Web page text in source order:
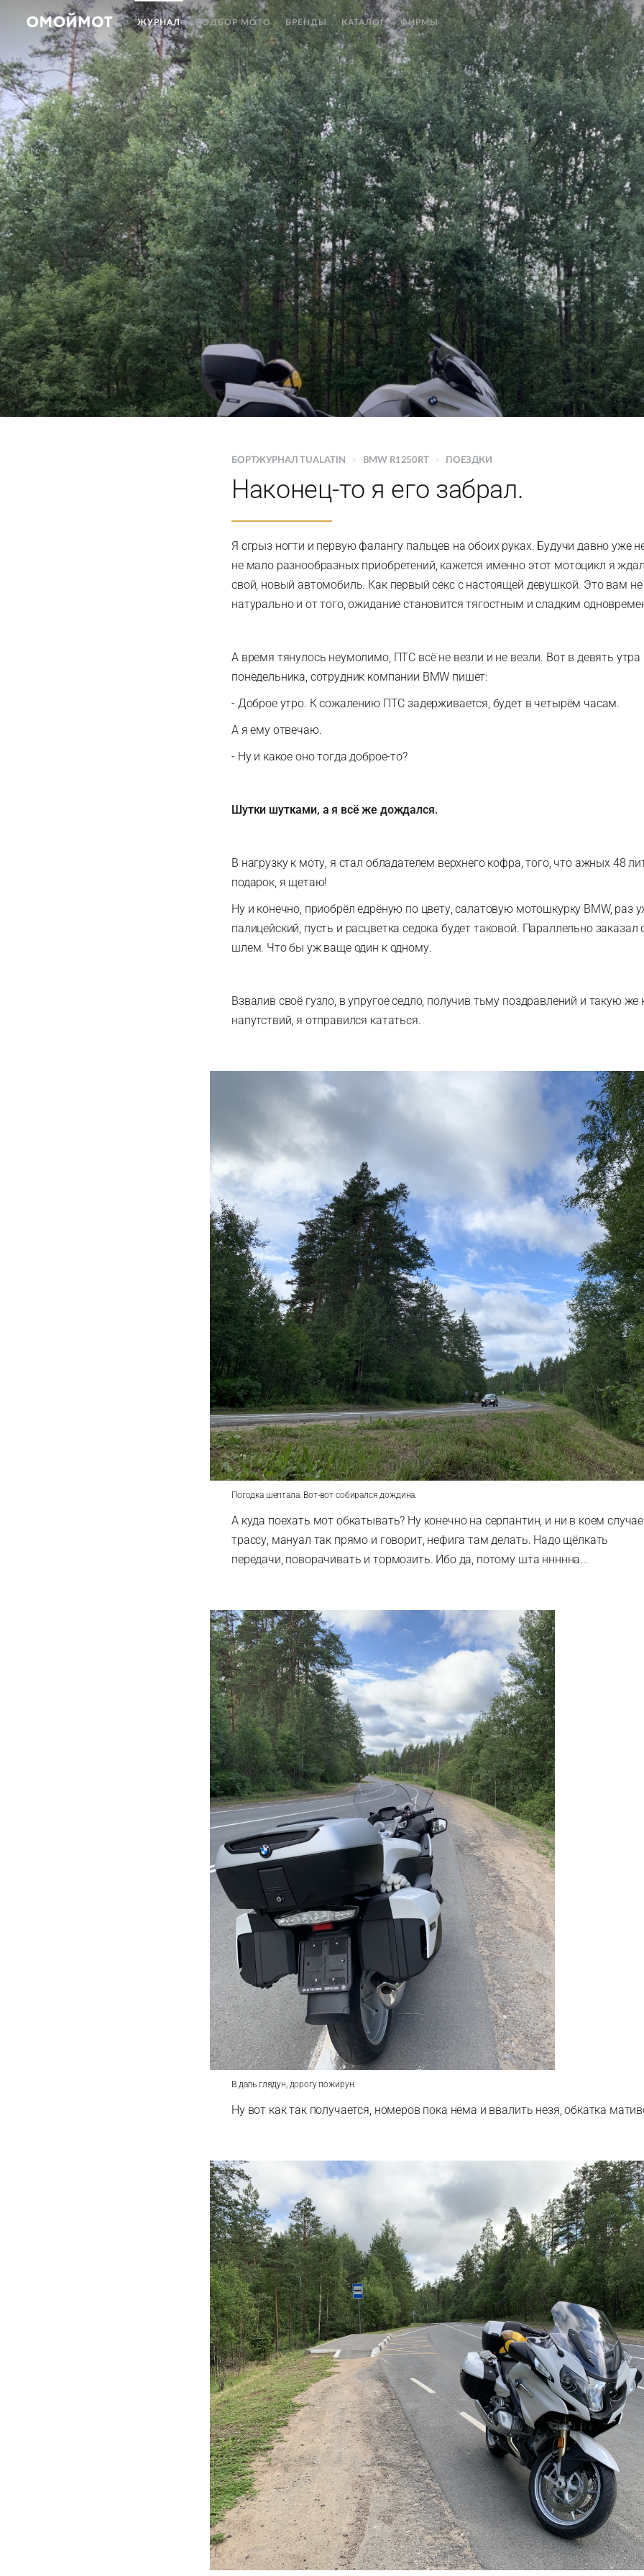
ЖУРНАЛ ПОДБОР МОТО БРЕНДЫ КАТАЛОГ ФИРМЫ
БОРТЖУРНАЛ TUALATIN > BMW R1250RT > ПОЕЗДКИ
Наконец-то я его забрал.
Я сгрыз ногти и первую фалангу пальцев на обоих руках. Будучи давно уже
не мало разнообразных приобретений, кажется именно этот мотоцикл я
свой, новый автомобиль. Как первый секс с настоящей девушкой. Это вам не
натурально и от того, ожидание становится тягостным и сладким
А время тянулось неумолимо, ПТС всё не везли и не везли. Вот в девять утра
понедельника, сотрудник компании BMW пишет:
- Доброе утро. К сожалению ПТС задерживается, будет в четырём часам.
А я ему отвечаю.
- Ну и какое оно тогда доброе-то?
Шутки шутками, а я всё же дождался.
В нагрузку к моту, я стал обладателем верхнего кофра, того, что ажных 48
подарок, я щетаю!
Ну и конечно, приобрёл едрёную по цвету, салатовую мотошкурку BMW, раз
палицейский, пусть и расцветка седока будет таковой. Параллельно заказал
шлем. Что бы уж ваще один к одному.
Взвалив своё гузло, в упругое седло, получив тьму поздравлений и такую же
напутствий, я отправился кататься.
Погодка шептала. Вот-вот собирался дождина.
А куда поехать мот обкатывать? Ну конечно на серпантин, и ни в коем
трассу, мануал так прямо и говорит, нефига там делать. Надо щёлкать
передачи, поворачивать и тормозить. Ибо да, потому шта ннннна...
В даль глядун, дорогу пожирун.
Ну вот как так получается, номеров пока нема и ввалить незя, обкатка